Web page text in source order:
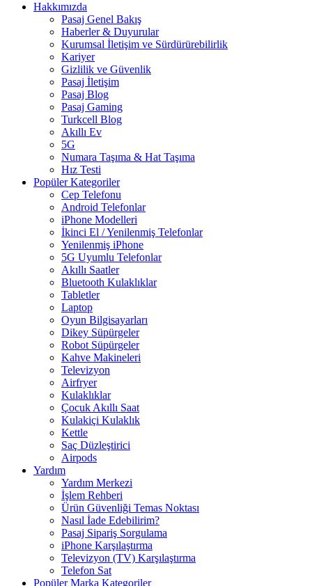
Hakkımızda
Pasaj Genel Bakış
Haberler & Duyurular
Kurumsal İletişim ve Sürdürürebilirlik
Kariyer
Gizlilik ve Güvenlik
Pasaj İletişim
Pasaj Blog
Pasaj Gaming
Turkcell Blog
Akıllı Ev
5G
Numara Taşıma & Hat Taşıma
Hız Testi
Popüler Kategoriler
Cep Telefonu
Android Telefonlar
iPhone Modelleri
İkinci El / Yenilenmiş Telefonlar
Yenilenmiş iPhone
5G Uyumlu Telefonlar
Akıllı Saatler
Bluetooth Kulaklıklar
Tabletler
Laptop
Oyun Bilgisayarları
Dikey Süpürgeler
Robot Süpürgeler
Kahve Makineleri
Televizyon
Airfryer
Kulaklıklar
Çocuk Akıllı Saat
Kulakiçi Kulaklık
Kettle
Saç Düzleştirici
Airpods
Yardım
Yardım Merkezi
İşlem Rehberi
Ürün Güvenliği Temas Noktası
Nasıl İade Edebilirim?
Pasaj Sipariş Sorgulama
iPhone Karşılaştırma
Televizyon (TV) Karşılaştırma
Telefon Sat
Popüler Marka Kategoriler